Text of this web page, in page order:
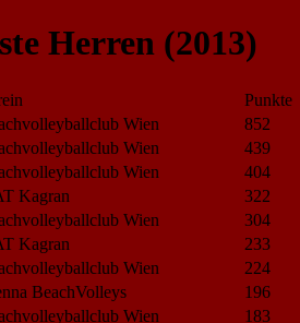
Herren (2013)
Punkte
Wien
852
Wien
439
Wien
404
Kagran
322
Wien
304
Kagran
233
Wien
224
BeachVolleys
196
Wien
183